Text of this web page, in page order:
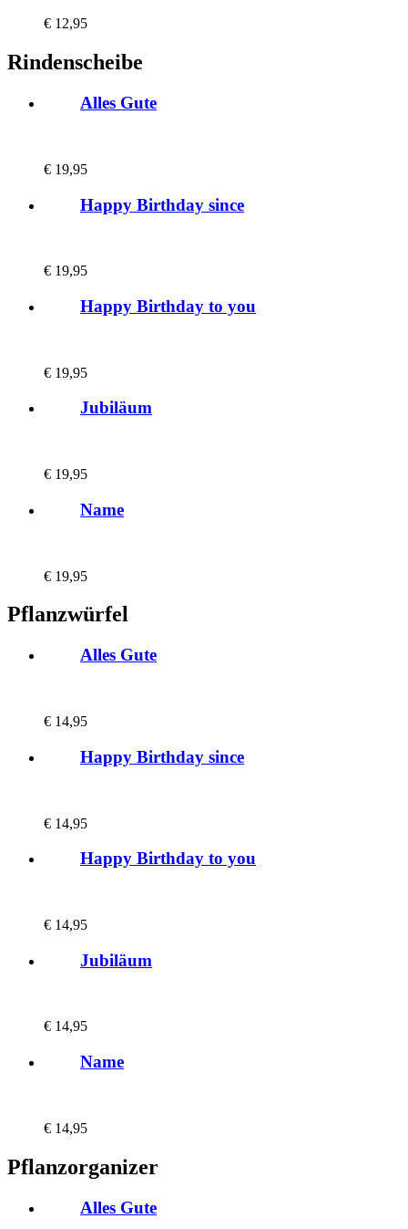
€ 12,95
Rindenscheibe
Alles Gute
€ 19,95
Happy Birthday since
€ 19,95
Happy Birthday to you
€ 19,95
Jubiläum
€ 19,95
Name
€ 19,95
Pflanzwürfel
Alles Gute
€ 14,95
Happy Birthday since
€ 14,95
Happy Birthday to you
€ 14,95
Jubiläum
€ 14,95
Name
€ 14,95
Pflanzorganizer
Alles Gute